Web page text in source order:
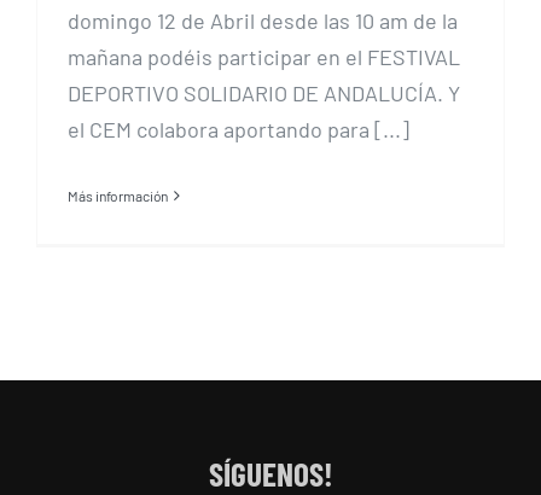
domingo 12 de Abril desde las 10 am de la
mañana podéis participar en el FESTIVAL
DEPORTIVO SOLIDARIO DE ANDALUCÍA. Y
el CEM colabora aportando para [...]
Más información
SÍGUENOS!